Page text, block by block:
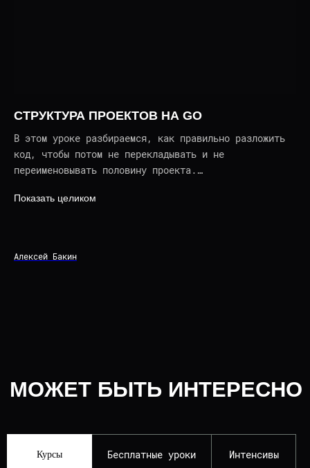
СТРУКТУРА ПРОЕКТОВ НА GO
В этом уроке разбираемся, как правильно разложить
код, чтобы потом не перекладывать и не
переименовывать половину проекта.
Отлично подойдет
Показать целиком
Алексей Бакин
Курсы Бесплатные уроки Интенсивы